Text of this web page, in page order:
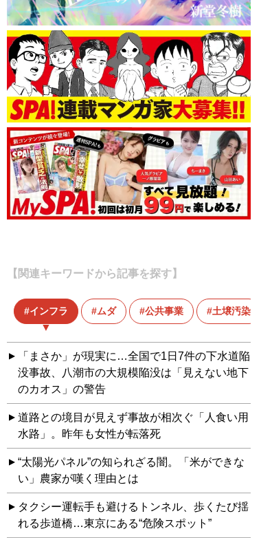
【関連キーワードから記事を探す】
インフラ ムダ 公共事業 土壌汚染
「まさか」が現実に…全国で1日7件の下水道陥
没事故、八潮市の大規模陥没は「見えない地下
のカオス」の警告
道路との境目が見えず事故が相次ぐ「人食い用
水路」。昨年も女性が転落死
“太陽光パネル”の知られざる闇。「米ができな
い」農家が嘆く理由とは
タクシー運転手も避けるトンネル、歩くたび揺
れる歩道橋…東京にある“危険スポット”